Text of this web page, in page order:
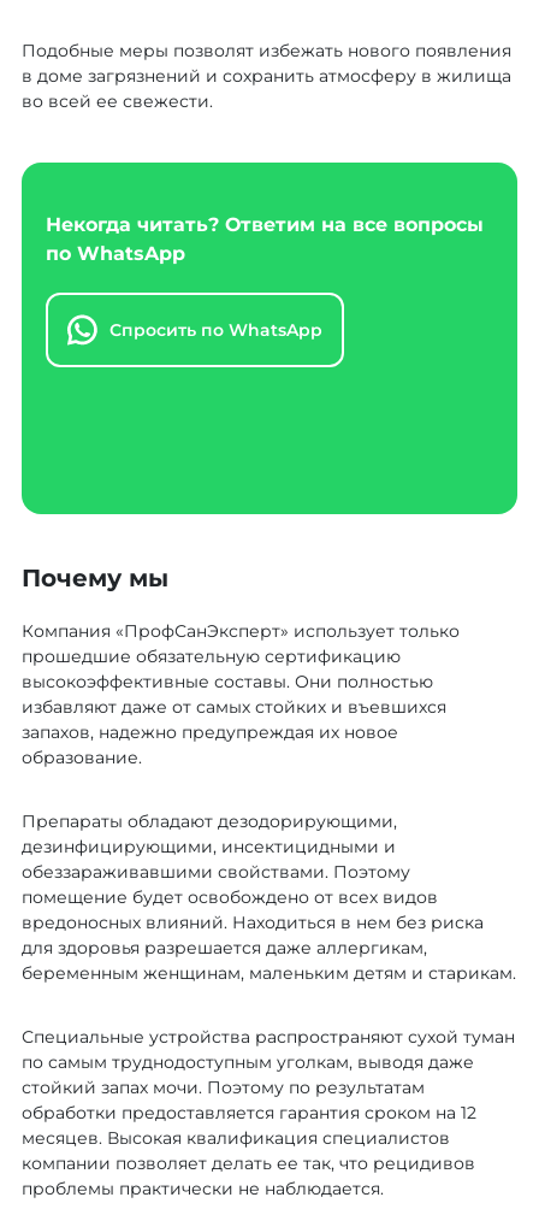
Подобные меры позволят избежать нового появления
в доме загрязнений и сохранить атмосферу в жилища
во всей ее свежести.
Некогда читать? Ответим на все вопросы
по WhatsApp
Спросить по WhatsApp
Почему мы
Компания «ПрофСанЭксперт» использует только
прошедшие обязательную сертификацию
высокоэффективные составы. Они полностью
избавляют даже от самых стойких и въевшихся
запахов, надежно предупреждая их новое
образование.
Препараты обладают дезодорирующими,
дезинфицирующими, инсектицидными и
обеззараживавшими свойствами. Поэтому
помещение будет освобождено от всех видов
вредоносных влияний. Находиться в нем без риска
для здоровья разрешается даже аллергикам,
беременным женщинам, маленьким детям и старикам.
Специальные устройства распространяют сухой туман
по самым труднодоступным уголкам, выводя даже
стойкий запах мочи. Поэтому по результатам
обработки предоставляется гарантия сроком на 12
месяцев. Высокая квалификация специалистов
компании позволяет делать ее так, что рецидивов
проблемы практически не наблюдается.